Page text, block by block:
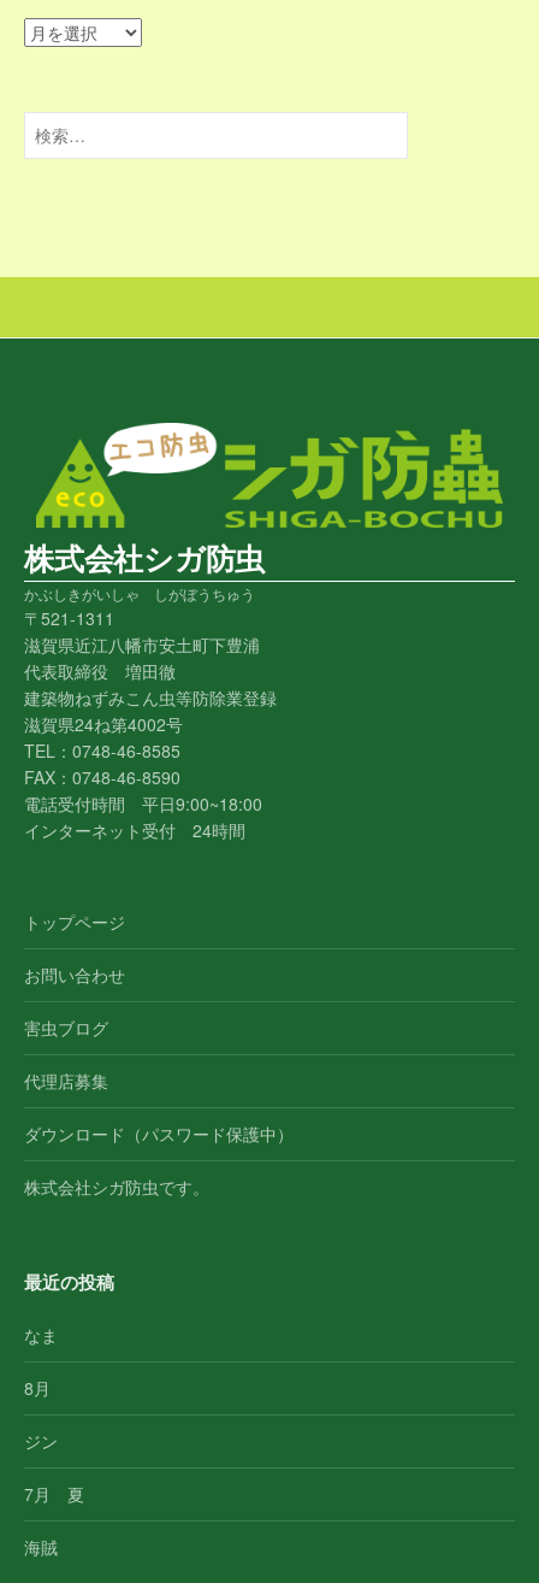
ア
イ
ブ
検
索:
株式会社シガ防虫
かぶしきがいしゃ しがぼうちゅう
〒521-1311
滋賀県近江八幡市安土町下豊浦
代表取締役 増田徹
建築物ねずみこん虫等防除業登録
滋賀県24ね第4002号
TEL：0748-46-8585
FAX：0748-46-8590
電話受付時間 平日9:00~18:00
インターネット受付 24時間
トップページ
お問い合わせ
害虫ブログ
代理店募集
ダウンロード（パスワード保護中）
株式会社シガ防虫です。
最近の投稿
なま
8月
ジン
7月 夏
海賊